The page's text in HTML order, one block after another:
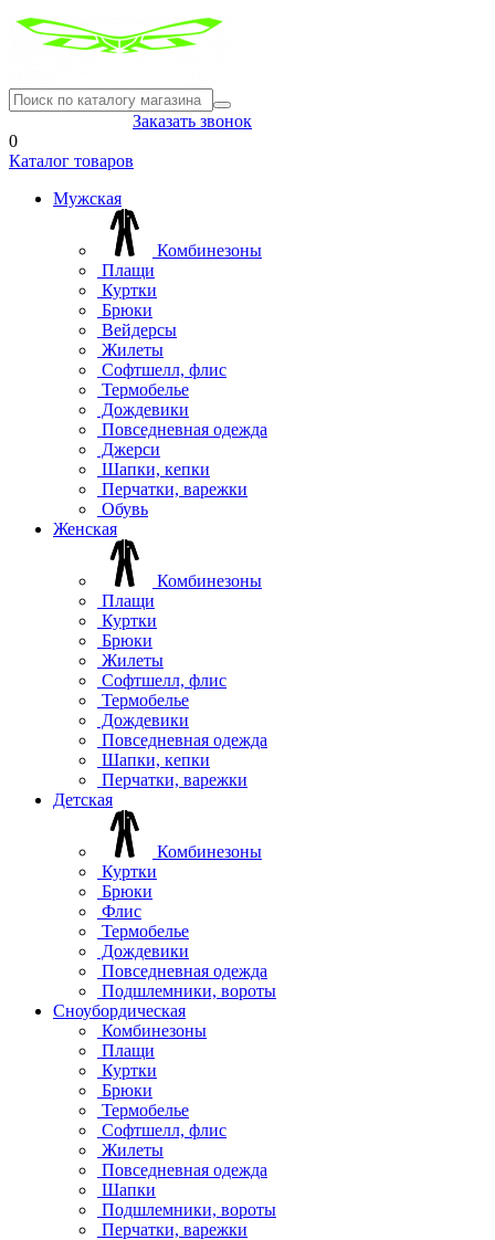
Заказать звонок
0
Каталог товаров
Мужская
Комбинезоны
Плащи
Куртки
Брюки
Вейдерсы
Жилеты
Софтшелл, флис
Термобелье
Дождевики
Повседневная одежда
Джерси
Шапки, кепки
Перчатки, варежки
Обувь
Женская
Комбинезоны
Плащи
Куртки
Брюки
Жилеты
Софтшелл, флис
Термобелье
Дождевики
Повседневная одежда
Шапки, кепки
Перчатки, варежки
Детская
Комбинезоны
Куртки
Брюки
Флис
Термобелье
Дождевики
Повседневная одежда
Подшлемники, вороты
Сноубордическая
Комбинезоны
Плащи
Куртки
Брюки
Термобелье
Софтшелл, флис
Жилеты
Повседневная одежда
Шапки
Подшлемники, вороты
Перчатки, варежки